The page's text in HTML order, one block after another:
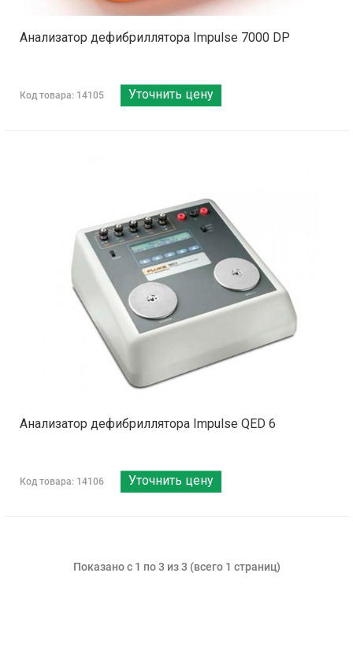
Анализатор дефибриллятора Impulse 7000 DP
Код товара: 14105 Уточнить цену
Анализатор дефибриллятора Impulse QED 6
Код товара: 14106 Уточнить цену
Показано с 1 по 3 из 3 (всего 1 страниц)